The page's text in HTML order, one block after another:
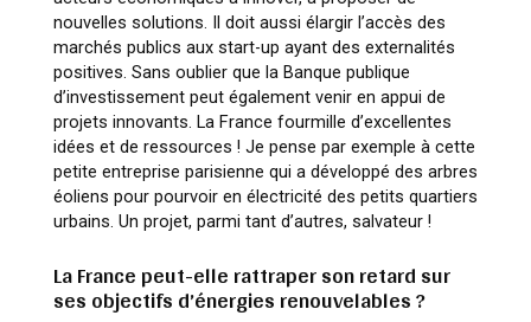
nouvelles solutions. Il doit aussi élargir l’accès des
marchés publics aux start-up ayant des externalités
positives. Sans oublier que la Banque publique
d’investissement peut également venir en appui de
projets innovants. La France fourmille d’excellentes
idées et de ressources ! Je pense par exemple à cette
petite entreprise parisienne qui a développé des arbres
éoliens pour pourvoir en électricité des petits quartiers
urbains. Un projet, parmi tant d’autres, salvateur !
La France peut-elle rattraper son retard sur
ses objectifs d’énergies renouvelables ?